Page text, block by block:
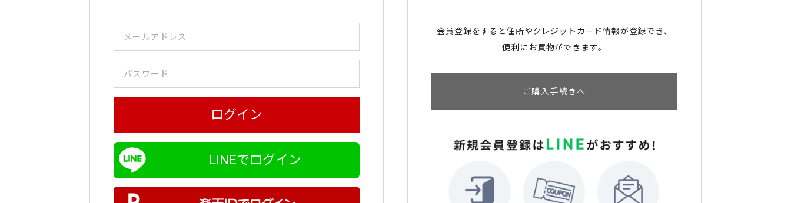
ログイン
LINEでログイン
会員登録をすると住所やクレジットカード情報が登録でき、
便利にお買物ができます。
ご購入手続きへ